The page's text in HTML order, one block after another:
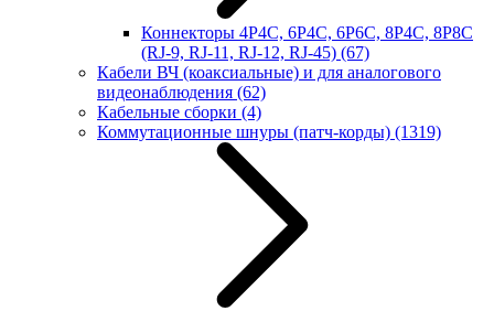
Коннекторы 4P4C, 6P4C, 6P6C, 8P4C, 8P8C
(RJ-9, RJ-11, RJ-12, RJ-45) (67)
Кабели ВЧ (коаксиальные) и для аналогового
видеонаблюдения (62)
Кабельные сборки (4)
Коммутационные шнуры (патч-корды) (1319)